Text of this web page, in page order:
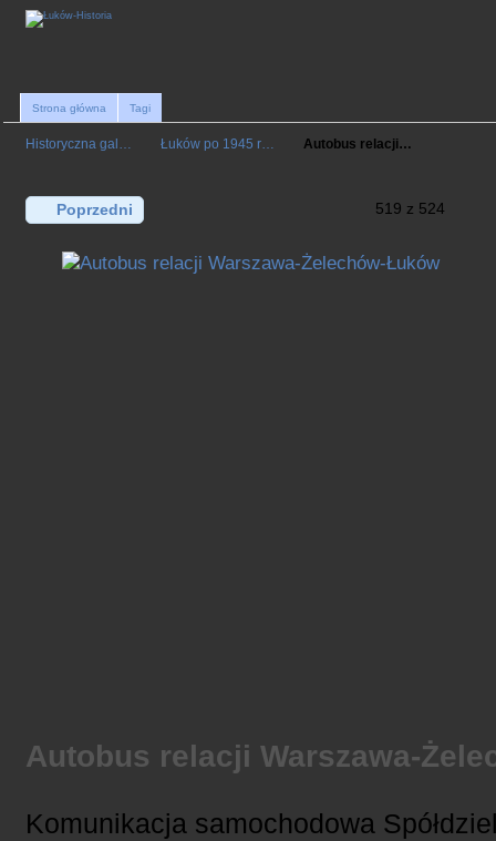
Strona główna Tagi
Historyczna gal… Łuków po 1945 r… Autobus relacji…
Poprzedni 519 z 524
Autobus relacji Warszawa-
Komunikacja samochodowa